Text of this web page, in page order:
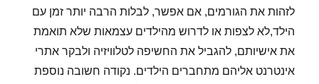
לזהות את הגורמים, אם אפשר, לבלות הרבה יותר זמן עם
הילד,לא לצפות או לדרוש מהילדים עצמאות שלא תואמת
את אישיותם, להגביל את החשיפה לטלוויזיה ולבקר אתרי
אינטרנט אליהם מתחברים הילדים. נקודה חשובה נוספת